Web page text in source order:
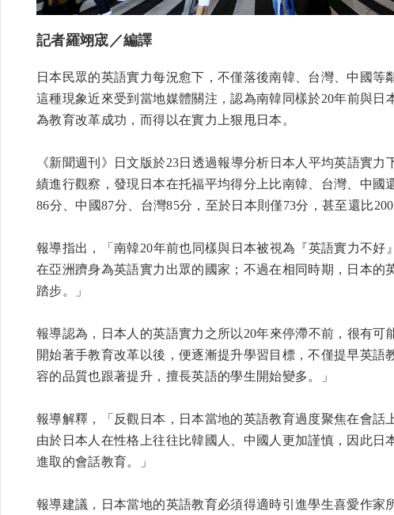
記者羅翊宬／編譯
日本民眾的英語實力每況愈下，不僅落後南韓、台灣、中國等
這種現象近來受到當地媒體關注，認為南韓同樣於20年前與
為教育改革成功，而得以在實力上狠甩日本。
《新聞週刊》日文版於23日透過報導分析日本人平均英語實
績進行觀察，發現日本在托福平均得分上比南韓、台灣、中國
86分、中國87分、台灣85分，至於日本則僅73分，甚至還比
報導指出，「南韓20年前也同樣與日本被視為『英語實力不好
在亞洲躋身為英語實力出眾的國家；不過在相同時期，日本
踏步。」
報導認為，日本人的英語實力之所以20年來停滯不前，很有
開始著手教育改革以後，便逐漸提升學習目標，不僅提早英
容的品質也跟著提升，擅長英語的學生開始變多。」
報導解釋，「反觀日本，日本當地的英語教育過度聚焦在會話
由於日本人在性格上往往比韓國人、中國人更加謹慎，因此
進取的會話教育。」
報導建議，日本當地的英語教育必須得適時引進學生喜愛作家